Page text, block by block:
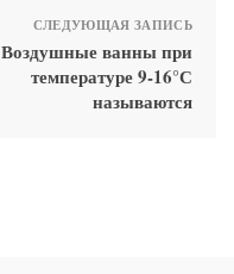
СЛЕДУЮЩАЯ ЗАПИСЬ
Воздушные ванны при
температуре 9-16°С
называются